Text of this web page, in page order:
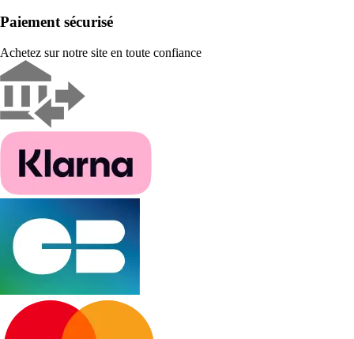
Paiement sécurisé
Achetez sur notre site en toute confiance